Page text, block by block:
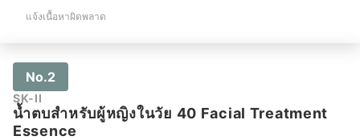
แจ้งเนื้อหาผิดพลาด
No.2
SK-II
น้ำตบสำหรับผู้หญิงในวัย 40 Facial Treatment
Essence